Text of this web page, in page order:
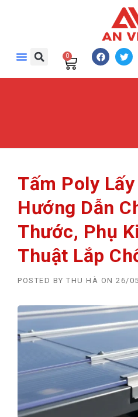
0
Tấm Poly
Hướng Dẫn
Thước, Phụ
Thuật Lắp
POSTED BY THU HÀ ON 26/